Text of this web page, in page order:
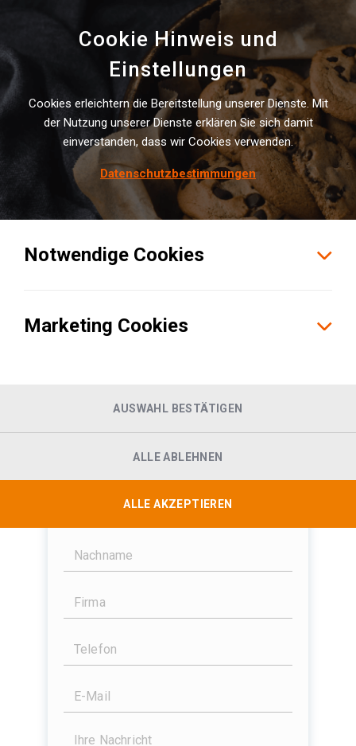
Ab­mel­den von der Email-Kom­
mu­ni­ka­ti­on
Ich möchte keine weiteren Emails vom
Abmelden
Cookie Hinweis und
Einstellungen
Cookies erleichtern die Bereitstellung unserer Dienste. Mit
der Nutzung unserer Dienste erklären Sie sich damit
einverstanden, dass wir Cookies verwenden.
Datenschutzbestimmungen
Notwendige Cookies
Marketing Cookies
AUSWAHL BESTÄTIGEN
ALLE ABLEHNEN
ALLE AKZEPTIEREN